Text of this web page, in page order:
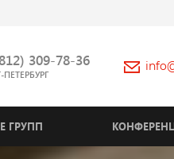
309-78-36
ГРУПП